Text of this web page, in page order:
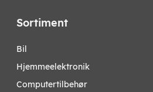
Sortiment
bil
hjemmeelektronik
computertilbehør